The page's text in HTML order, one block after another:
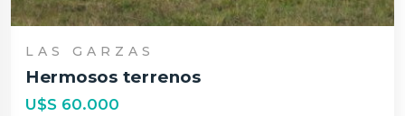
LAS GARZAS
Hermosos terrenos
U$S 60.000